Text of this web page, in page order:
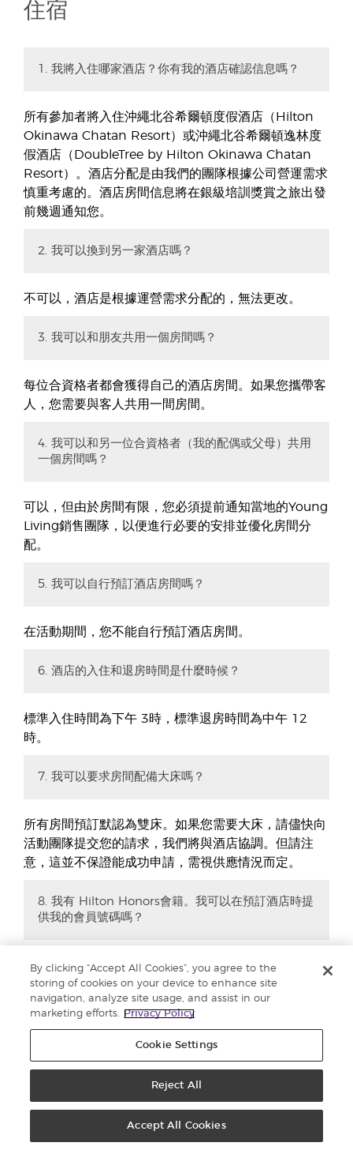
住宿
1. 我將入住哪家酒店？你有我的酒店確認信息嗎？
所有參加者將入住沖繩北谷希爾頓度假酒店（Hilton
Okinawa Chatan Resort）或沖繩北谷希爾頓逸林度
假酒店（DoubleTree by Hilton Okinawa Chatan
Resort）。酒店分配是由我們的團隊根據公司營運需求
慎重考慮的。酒店房間信息將在銀級培訓獎賞之旅出發
前幾週通知您。
2. 我可以換到另一家酒店嗎？
不可以，酒店是根據運營需求分配的，無法更改。
3. 我可以和朋友共用一個房間嗎？
每位合資格者都會獲得自己的酒店房間。如果您攜帶客
人，您需要與客人共用一間房間。
4. 我可以和另一位合資格者（我的配偶或父母）共用
一個房間嗎？
可以，但由於房間有限，您必須提前通知當地的Young
Living銷售團隊，以便進行必要的安排並優化房間分
配。
5. 我可以自行預訂酒店房間嗎？
在活動期間，您不能自行預訂酒店房間。
6. 酒店的入住和退房時間是什麼時候？
標準入住時間為下午 3時，標準退房時間為中午 12
時。
7. 我可以要求房間配備大床嗎？
所有房間預訂默認為雙床。如果您需要大床，請儘快向
活動團隊提交您的請求，我們將與酒店協調。但請注
意，這並不保證能成功申請，需視供應情況而定。
8. 我有 Hilton Honors會籍。我可以在預訂酒店時提
供我的會員號碼嗎？
由於這是團體預訂，我們無法將 Hilton Honors會員優
惠用於您的預訂。
請注意，是次活動是為合資格者及其登記的客人和兒童
安排。任何在活動日期以外的任何住宿費用將由合資格
者自理，並且需根據酒店的空房情況而定。Young
Living不會承擔提早入住或延遲退房的額外費用，包括
By clicking “Accept All Cookies”, you agree to the
storing of cookies on your device to enhance site
navigation, analyze site usage, and assist in our
marketing efforts.
Privacy Policy
Cookie Settings
Reject All
Accept All Cookies